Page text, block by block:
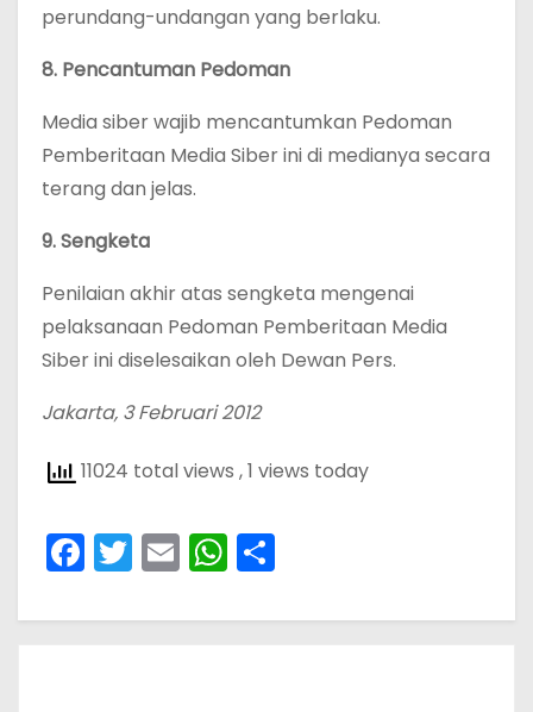
perundang-undangan yang berlaku.
8. Pencantuman Pedoman
Media siber wajib mencantumkan Pedoman
Pemberitaan Media Siber ini di medianya secara
terang dan jelas.
9. Sengketa
Penilaian akhir atas sengketa mengenai
pelaksanaan Pedoman Pemberitaan Media
Siber ini diselesaikan oleh Dewan Pers.
Jakarta, 3 Februari 2012
11024 total views , 1 views today
F
a
c
T
w
itt
E
m
ai
W
h
a ar